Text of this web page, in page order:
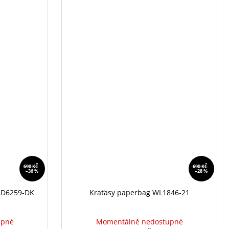
690 KČ
–36 %
DK
690 KČ
–28 %
Kraťasy paperbag WL1846-21
Momentálně nedostupné